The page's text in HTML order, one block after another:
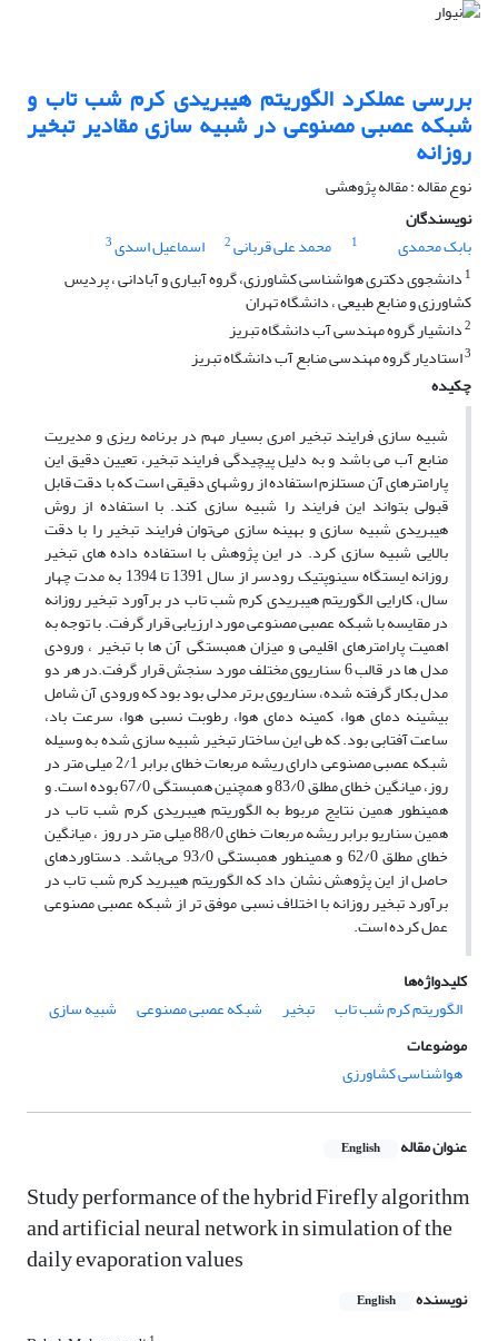
بررسی عملکرد الگوریتم هیبریدی کرم شب تاب و
شبکه عصبی مصنوعی در شبیه سازی مقادیر تبخیر
روزانه
نوع مقاله : مقاله پژوهشی
نویسندگان
بابک محمدی
1 محمد علی قربانی2 اسماعیل اسدی3
1 دانشجوی دکتری هواشناسی کشاورزی، گروه آبیاری و آبادانی ، پردیس
کشاورزی و منابع طبیعی ، دانشگاه تهران
2دانشیار گروه مهندسی آب دانشگاه تبریز
3استادیار گروه مهندسی منابع آب دانشگاه تبریز
چکیده
شبیه سازی فرایند تبخیر امری بسیار مهم در برنامه ریزی و مدیریت
منابع آب می باشد و به دلیل پیچیدگی فرایند تبخیر، تعیین دقیق این
پارامترهای آن مستلزم استفاده از روشهای دقیقی است که با دقت قابل
قبولی بتواند این فرایند را شبیه سازی کند. با استفاده از روش
هیبریدی شبیه سازی و بهینه سازی می‌توان فرایند تبخیر را با دقت
بالایی شبیه سازی کرد. در این پژوهش با استفاده داده های تبخیر
روزانه ایستگاه سینوپتیک رودسر از سال 1391 تا 1394 به مدت چهار
سال، کارایی الگوریتم هیبریدی کرم شب تاب در برآورد تبخیر روزانه
در مقایسه با شبکه عصبی مصنوعی مورد ارزیابی قرار گرفت. با توجه به
اهمیت پارامترهای اقلیمی و میزان همبستگی آن ها با تبخیر ، ورودی
مدل ها در قالب 6 سناریوی مختلف مورد سنجش قرار گرفت.در هر دو
مدل بکار گرفته شده، سناریوی برتر مدلی بود بود که ورودی آن شامل
بیشینه دمای هوا، کمینه دمای هوا، رطوبت نسبی هوا، سرعت باد،
ساعت آفتابی بود. که طی این ساختار تبخیر شبیه سازی شده به وسیله
شبکه عصبی مصنوعی دارای ریشه مربعات خطای برابر 2/1 میلی متر در
روز، میانگین خطای مطلق 83/0 و همچنین همبستگی 67/0 بوده است. و
همینطور همین نتایج مربوط به الگوریتم هیبریدی کرم شب تاب در
همین سناریو برابر ریشه مربعات خطای 88/0 میلی متر در روز ، میانگین
خطای مطلق 62/0 و همینطور همبستگی 93/0 می‌باشد. دستاوردهای
حاصل از این پژوهش نشان داد که الگوریتم هیبرید کرم شب تاب در
برآورد تبخیر روزانه با اختلاف نسبی موفق تر از شبکه عصبی مصنوعی
عمل کرده است.
کلیدواژه‌ها
الگوریتم کرم شب تاب
تبخیر شبکه عصبی مصنوعی
شبیه سازی
موضوعات
هواشناسی کشاورزی
عنوان مقاله English
Study performance of the hybrid Firefly algorithm
and artificial neural network in simulation of the
daily evaporation values
نویسنده English